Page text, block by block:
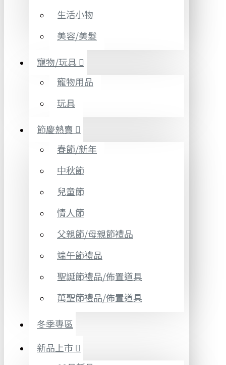
生活小物
美容/美髮
寵物/玩具
寵物用品
玩具
節慶熱賣
春節/新年
中秋節
兒童節
情人節
父親節/母親節禮品
端午節禮品
聖誕節禮品/佈置道具
萬聖節禮品/佈置道具
冬季專區
新品上市